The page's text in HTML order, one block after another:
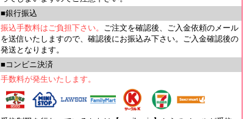
■銀行振込
振込手数料はご負担下さい。 ご注文を確認後、ご入金依頼のメール
を送信いたしますので、確認後にお振込み下さい。ご入金確認後の
発送となります。
■コンビニ決済
手数料が発生いたします。